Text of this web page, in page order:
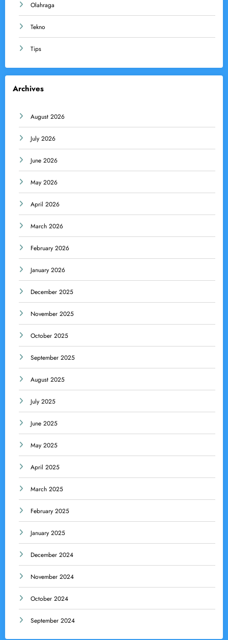
Olahraga
Tekno
Tips
Archives
August 2026
July 2026
June 2026
May 2026
April 2026
March 2026
February 2026
January 2026
December 2025
November 2025
October 2025
September 2025
August 2025
July 2025
June 2025
May 2025
April 2025
March 2025
February 2025
January 2025
December 2024
November 2024
October 2024
September 2024